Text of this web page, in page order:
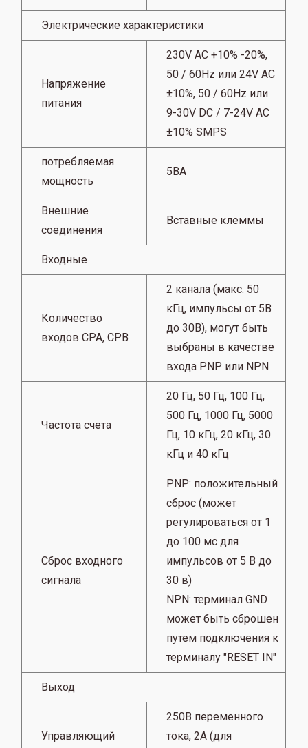
Электрические характеристики
Напряжение
питания
230V AC +10% -20%,
50 / 60Hz или 24V AC
±10%, 50 / 60Hz или
9-30V DC / 7-24V AC
±10% SMPS
потребляемая
мощность
5ВА
Внешние
соединения
Вставные клеммы
Входные
Количество
входов CPA, CPB
2 канала (макс. 50
кГц, импульсы от 5В
до 30В), могут быть
выбраны в качестве
входа PNP или NPN
Частота счета
20 Гц, 50 Гц, 100 Гц,
500 Гц, 1000 Гц, 5000
Гц, 10 кГц, 20 кГц, 30
кГц и 40 кГц
Сброс входного
сигнала
PNP: положительный
сброс (может
регулироваться от 1
до 100 мс для
импульсов от 5 В до
30 в)
NPN: терминал GND
может быть сброшен
путем подключения к
терминалу "RESET IN"
Выход
Управляющий
250В переменного
тока, 2А (для